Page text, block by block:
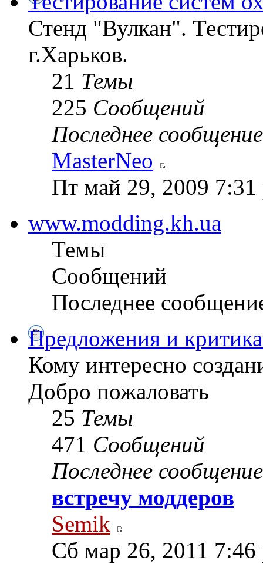
Стенд "Вулкан".
г.Харьков.
21 Темы
225 Сообщений
Последнее сообщение
MasterNeo
Пт май 29, 2009 7:31
www.modding.kh.ua
Темы
Сообщений
Последнее
Предложения и
Кому интересно
Добро пожаловать
25 Темы
471 Сообщений
Последнее сообщение
встречу моддеров
Semik
Сб мар 26, 2011 7:46